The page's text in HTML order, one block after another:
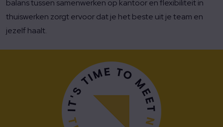
balans tussen samenwerken op kantoor en flexibiliteit in
thuiswerken zorgt ervoor dat je het beste uit je team en
jezelf haalt.